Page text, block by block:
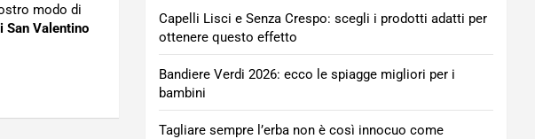
modo di
San Valentino
Capelli Lisci e Senza Crespo: scegli i prodotti adatti per
ottenere questo effetto
Bandiere Verdi 2026: ecco le spiagge migliori per i
bambini
Tagliare sempre l’erba non è così innocuo come